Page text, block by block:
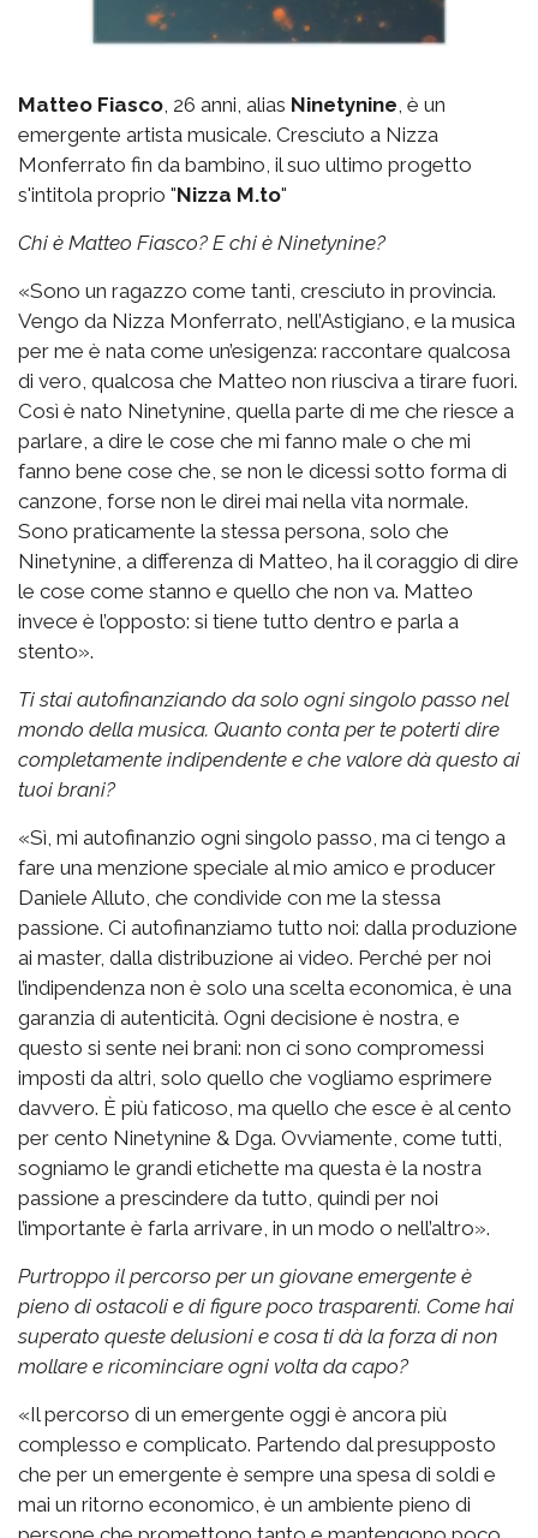
Matteo Fiasco , 26 anni, alias Ninetynine , è un
emergente artista musicale. Cresciuto a Nizza
Monferrato fin da bambino, il suo ultimo progetto
s'intitola proprio "Nizza M.to"
Chi è Matteo Fiasco? E chi è Ninetynine?
«Sono un ragazzo come tanti, cresciuto in provincia.
Vengo da Nizza Monferrato, nell’Astigiano, e la musica
per me è nata come un’esigenza: raccontare qualcosa
di vero, qualcosa che Matteo non riusciva a tirare fuori.
Così è nato Ninetynine, quella parte di me che riesce a
parlare, a dire le cose che mi fanno male o che mi
fanno bene cose che, se non le dicessi sotto forma di
canzone, forse non le direi mai nella vita normale.
Sono praticamente la stessa persona, solo che
Ninetynine, a differenza di Matteo, ha il coraggio di dire
le cose come stanno e quello che non va. Matteo
invece è l’opposto: si tiene tutto dentro e parla a
stento».
Ti stai autofinanziando da solo ogni singolo passo nel
mondo della musica. Quanto conta per te poterti dire
completamente indipendente e che valore dà questo ai
tuoi brani?
«Sì, mi autofinanzio ogni singolo passo, ma ci tengo a
fare una menzione speciale al mio amico e producer
Daniele Alluto, che condivide con me la stessa
passione. Ci autofinanziamo tutto noi: dalla produzione
ai master, dalla distribuzione ai video. Perché per noi
l’indipendenza non è solo una scelta economica, è una
garanzia di autenticità. Ogni decisione è nostra, e
questo si sente nei brani: non ci sono compromessi
imposti da altri, solo quello che vogliamo esprimere
davvero. È più faticoso, ma quello che esce è al cento
per cento Ninetynine & Dga. Ovviamente, come tutti,
sogniamo le grandi etichette ma questa è la nostra
passione a prescindere da tutto, quindi per noi
l’importante è farla arrivare, in un modo o nell’altro».
Purtroppo il percorso per un giovane emergente è
pieno di ostacoli e di figure poco trasparenti. Come hai
superato queste delusioni e cosa ti dà la forza di non
mollare e ricominciare ogni volta da capo?
«Il percorso di un emergente oggi è ancora più
complesso e complicato. Partendo dal presupposto
che per un emergente è sempre una spesa di soldi e
mai un ritorno economico, è un ambiente pieno di